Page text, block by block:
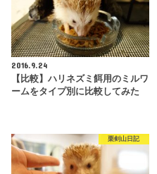
2016.9.24
【比較】ハリネズミ餌用のミルワ
ームをタイプ別に比較してみた
栗剣山日記